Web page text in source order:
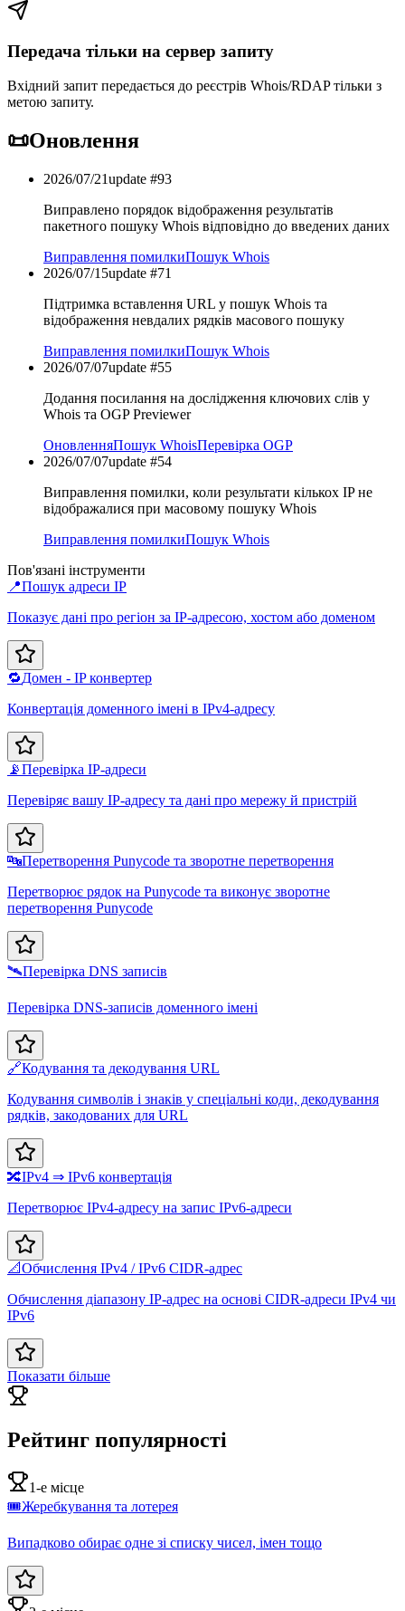
Передача тільки на сервер запиту
Вхідний запит передається до реєстрів Whois/RDAP тільки з
метою запиту.
📜Оновлення
2026/07/21update #93
Виправлено порядок відображення результатів
пакетного пошуку Whois відповідно до введених даних
Виправлення помилкиПошук Whois
2026/07/15update #71
Підтримка вставлення URL у пошук Whois та
відображення невдалих рядків масового пошуку
Виправлення помилкиПошук Whois
2026/07/07update #55
Додання посилання на дослідження ключових слів у
Whois та OGP Previewer
ОновленняПошук WhoisПеревірка OGP
2026/07/07update #54
Виправлення помилки, коли результати кількох IP не
відображалися при масовому пошуку Whois
Виправлення помилкиПошук Whois
Пов'язані інструменти
📍Пошук адреси IP
Показує дані про регіон за IP-адресою, хостом або доменом
🔁Домен - IP конвертер
Конвертація доменного імені в IPv4-адресу
📡Перевірка IP-адреси
Перевіряє вашу IP-адресу та дані про мережу й пристрій
🔤Перетворення Punycode та зворотне перетворення
Перетворює рядок на Punycode та виконує зворотне
перетворення Punycode
🛰️Перевірка DNS записів
Перевірка DNS-записів доменного імені
🔗Кодування та декодування URL
Кодування символів і знаків у спеціальні коди, декодування
рядків, закодованих для URL
🔀IPv4 ⇒ IPv6 конвертація
Перетворює IPv4-адресу на запис IPv6-адреси
📐Обчислення IPv4 / IPv6 CIDR-адрес
Обчислення діапазону IP-адрес на основі CIDR-адреси IPv4 чи
IPv6
Показати більше
Рейтинг популярності
1-е місце
🎟️Жеребкування та лотерея
Випадково обирає одне зі списку чисел, імен тощо